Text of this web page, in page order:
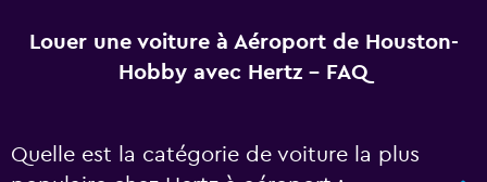
Louer une voiture à Aéroport de Houston-
Hobby avec Hertz - FAQ
Quelle est la catégorie de voiture la plus